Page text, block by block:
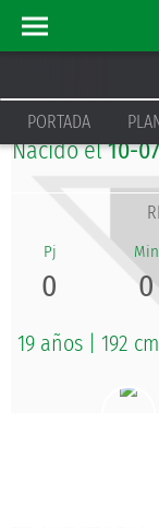
PORTADA
Nacido el10-
0 0
19 años 192